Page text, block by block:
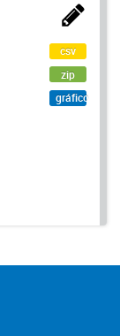
csv
zip
gráfico